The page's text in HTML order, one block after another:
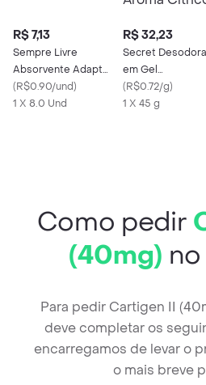
R$ 7,13
Sempre Livre
Absorvente Adapt
Plus Suave Com Abas
(R$0.90/und)
1 X 8.0 Und
R$ 32,23
Secret
em Gel
Antitranspirante
Aroma Cítrico
(R$0.72/g)
1 X 45 g
Como pedir
(40mg)
Para pedir Cartigen II
deve completar os
encarregamos de levar o
o mais breve